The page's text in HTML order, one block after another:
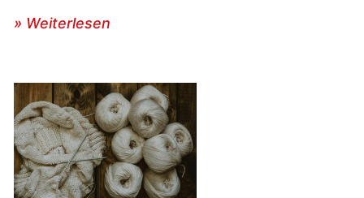
» Weiterlesen